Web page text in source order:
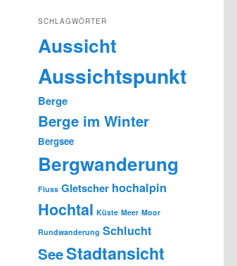
SCHLAGWÖRTER
Aussicht
Aussichtspunkt
Berge
Berge im Winter
Bergsee
Bergwanderung
Fluss Gletscher hochalpin
Hochtal Küste Meer Moor
Rundwanderung Schlucht
SeeStadtansicht